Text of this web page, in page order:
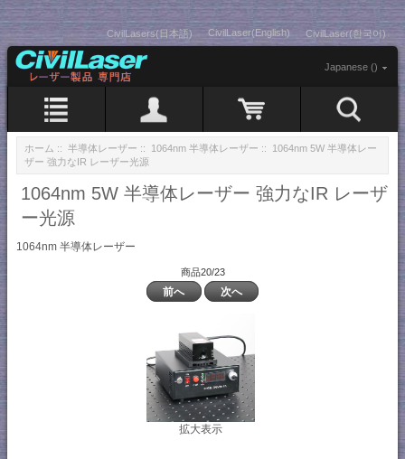
CivilLasers(日本語) CivilLaser(English) CivilLaser(한국어)
Japanese ()
ホーム :: 半導体レーザー :: 1064nm 半導体レーザー :: 1064nm 5W 半導体レー
ザー 強力なIR レーザー光源
1064nm 5W 半導体レーザー 強力なIR レーザ
ー光源
1064nm 半導体レーザー
商品20/23
前へ 次へ
拡大表示